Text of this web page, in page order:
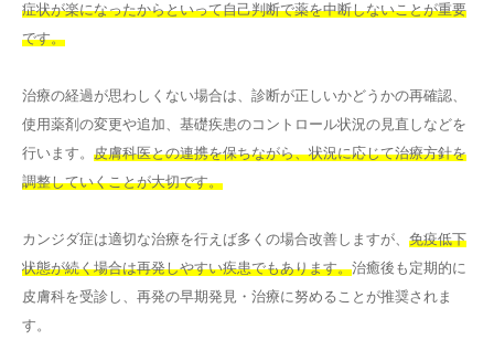
症状が楽になったからといって自己判断で薬を中断しないことが重要
です。
治療の経過が思わしくない場合は、診断が正しいかどうかの再確認、
使用薬剤の変更や追加、基礎疾患のコントロール状況の見直しなどを
行います。 皮膚科医との連携を保ちながら、状況に応じて治療方針を
調整していくことが大切です。
カンジダ症は適切な治療を行えば多くの場合改善しますが、 免疫低下
状態が続く場合は再発しやすい疾患でもあります。治癒後も定期的に
皮膚科を受診し、再発の早期発見・治療に努めることが推奨されま
す。